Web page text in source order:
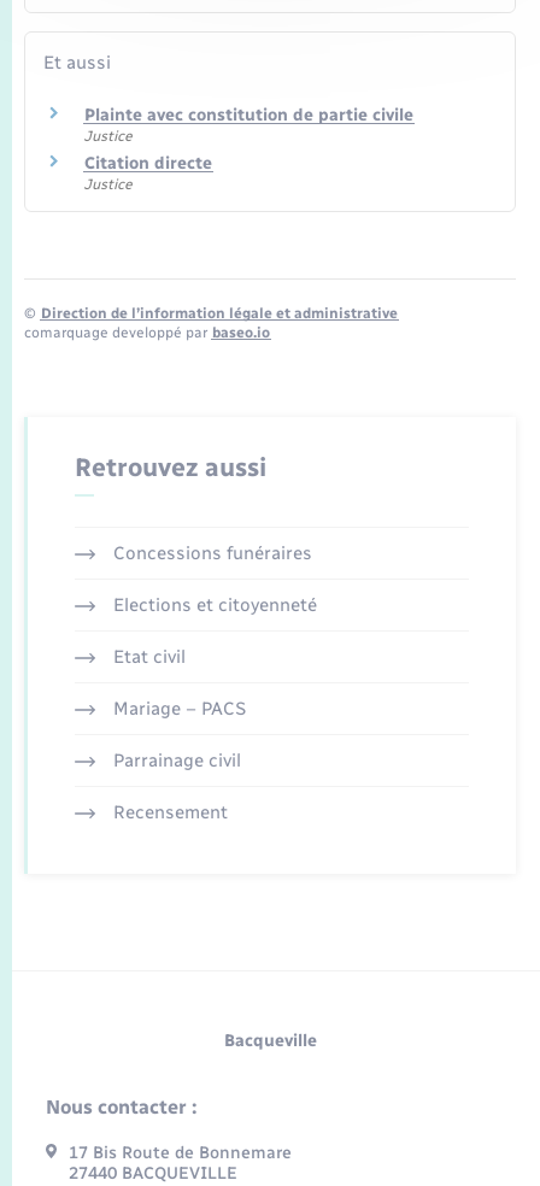
Et aussi
Plainte avec constitution de partie civile
Justice
Citation directe
Justice
© Direction de l’information légale et administrative
comarquage developpé par baseo.io
Retrouvez aussi
Concessions funéraires
Elections et citoyenneté
Etat civil
Mariage – PACS
Parrainage civil
Recensement
Bacqueville
Nous contacter :
17 Bis Route de Bonnemare
27440 BACQUEVILLE